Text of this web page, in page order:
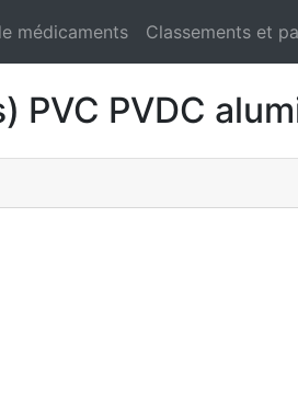
médicaments Classements et
PVC PVDC